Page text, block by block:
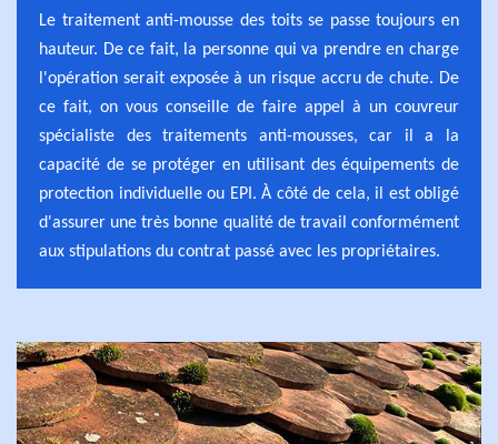
Le traitement anti-mousse des toits se passe toujours en
hauteur. De ce fait, la personne qui va prendre en charge
l'opération serait exposée à un risque accru de chute. De
ce fait, on vous conseille de faire appel à un couvreur
spécialiste des traitements anti-mousses, car il a la
capacité de se protéger en utilisant des équipements de
protection individuelle ou EPI. À côté de cela, il est obligé
d'assurer une très bonne qualité de travail conformément
aux stipulations du contrat passé avec les propriétaires.